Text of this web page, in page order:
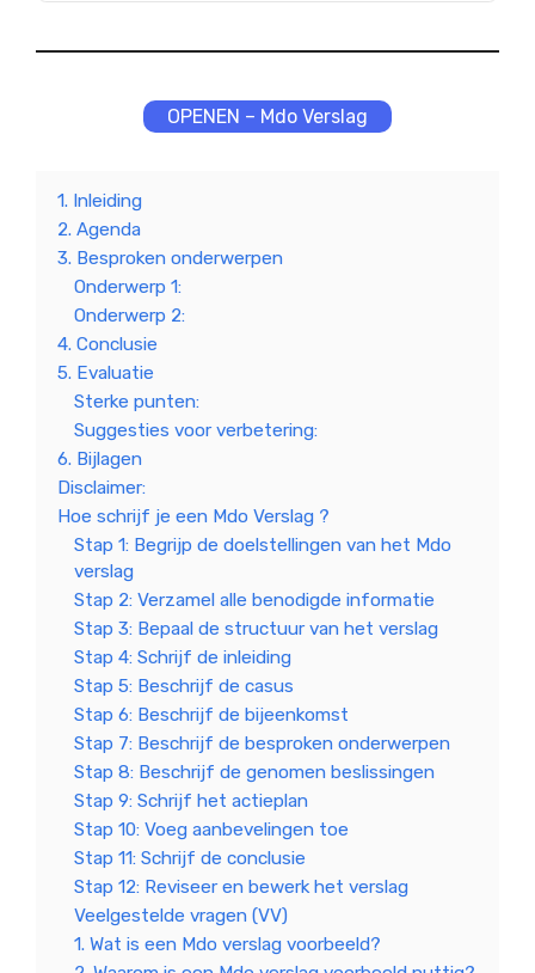
OPENEN – Mdo Verslag
1. Inleiding
2. Agenda
3. Besproken onderwerpen
Onderwerp 1:
Onderwerp 2:
4. Conclusie
5. Evaluatie
Sterke punten:
Suggesties voor verbetering:
6. Bijlagen
Disclaimer:
Hoe schrijf je een Mdo Verslag ?
Stap 1: Begrijp de doelstellingen van het Mdo
verslag
Stap 2: Verzamel alle benodigde informatie
Stap 3: Bepaal de structuur van het verslag
Stap 4: Schrijf de inleiding
Stap 5: Beschrijf de casus
Stap 6: Beschrijf de bijeenkomst
Stap 7: Beschrijf de besproken onderwerpen
Stap 8: Beschrijf de genomen beslissingen
Stap 9: Schrijf het actieplan
Stap 10: Voeg aanbevelingen toe
Stap 11: Schrijf de conclusie
Stap 12: Reviseer en bewerk het verslag
Veelgestelde vragen (VV)
1. Wat is een Mdo verslag voorbeeld?